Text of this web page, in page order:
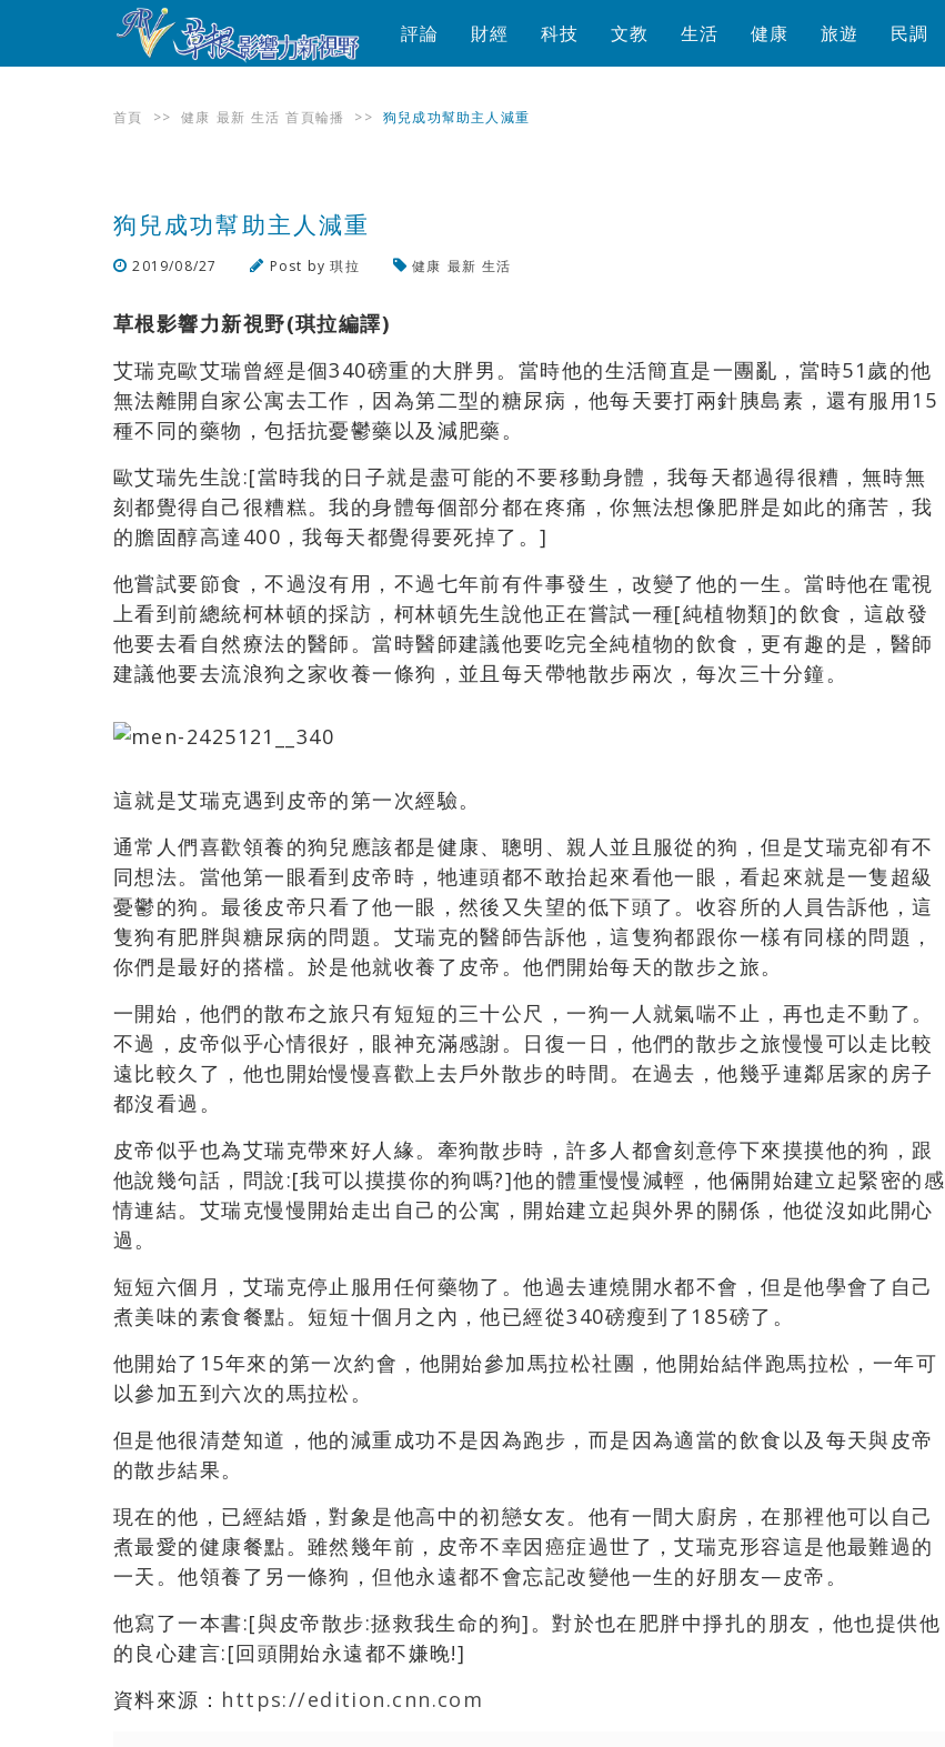
評論 財經 科技 文教 生活 健康 旅遊 民調
首頁 >> 健康 最新 生活 首頁輪播 >> 狗兒成功幫助主人減重
狗兒成功幫助主人減重
2019/08/27 Post by琪拉 健康 最新 生活
草根影響力新視野(琪拉編譯)
艾瑞克歐艾瑞曾經是個340磅重的大胖男。當時他的生活簡直是一團亂，當時51歲的他
無法離開自家公寓去工作，因為第二型的糖尿病，他每天要打兩針胰島素，還有服用15
種不同的藥物，包括抗憂鬱藥以及減肥藥。
歐艾瑞先生說:[當時我的日子就是盡可能的不要移動身體，我每天都過得很糟，無時無
刻都覺得自己很糟糕。我的身體每個部分都在疼痛，你無法想像肥胖是如此的痛苦，我
的膽固醇高達400，我每天都覺得要死掉了。]
他嘗試要節食，不過沒有用，不過七年前有件事發生，改變了他的一生。當時他在電視
上看到前總統柯林頓的採訪，柯林頓先生說他正在嘗試一種[純植物類]的飲食，這啟發
他要去看自然療法的醫師。當時醫師建議他要吃完全純植物的飲食，更有趣的是，醫師
建議他要去流浪狗之家收養一條狗，並且每天帶牠散步兩次，每次三十分鐘。
這就是艾瑞克遇到皮帝的第一次經驗。
通常人們喜歡領養的狗兒應該都是健康、聰明、親人並且服從的狗，但是艾瑞克卻有不
同想法。當他第一眼看到皮帝時，牠連頭都不敢抬起來看他一眼，看起來就是一隻超級
憂鬱的狗。最後皮帝只看了他一眼，然後又失望的低下頭了。收容所的人員告訴他，這
隻狗有肥胖與糖尿病的問題。艾瑞克的醫師告訴他，這隻狗都跟你一樣有同樣的問題，
你們是最好的搭檔。於是他就收養了皮帝。他們開始每天的散步之旅。
一開始，他們的散布之旅只有短短的三十公尺，一狗一人就氣喘不止，再也走不動了。
不過，皮帝似乎心情很好，眼神充滿感謝。日復一日，他們的散步之旅慢慢可以走比較
遠比較久了，他也開始慢慢喜歡上去戶外散步的時間。在過去，他幾乎連鄰居家的房子
都沒看過。
皮帝似乎也為艾瑞克帶來好人緣。牽狗散步時，許多人都會刻意停下來摸摸他的狗，跟
他說幾句話，問說:[我可以摸摸你的狗嗎?]他的體重慢慢減輕，他倆開始建立起緊密的感
情連結。艾瑞克慢慢開始走出自己的公寓，開始建立起與外界的關係，他從沒如此開心
過。
短短六個月，艾瑞克停止服用任何藥物了。他過去連燒開水都不會，但是他學會了自己
煮美味的素食餐點。短短十個月之內，他已經從340磅瘦到了185磅了。
他開始了15年來的第一次約會，他開始參加馬拉松社團，他開始結伴跑馬拉松，一年可
以參加五到六次的馬拉松。
但是他很清楚知道，他的減重成功不是因為跑步，而是因為適當的飲食以及每天與皮帝
的散步結果。
現在的他，已經結婚，對象是他高中的初戀女友。他有一間大廚房，在那裡他可以自己
煮最愛的健康餐點。雖然幾年前，皮帝不幸因癌症過世了，艾瑞克形容這是他最難過的
一天。他領養了另一條狗，但他永遠都不會忘記改變他一生的好朋友—皮帝。
他寫了一本書:[與皮帝散步:拯救我生命的狗]。對於也在肥胖中掙扎的朋友，他也提供他
的良心建言:[回頭開始永遠都不嫌晚!]
資料來源： https://edition.cnn.com